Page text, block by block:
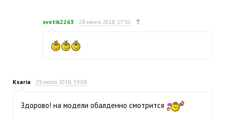
svetik2263 28 июня 2018, 17:50 ↑
Ksaria 29 июля 2018, 19:08
Здорово! на модели обалденно смотрится